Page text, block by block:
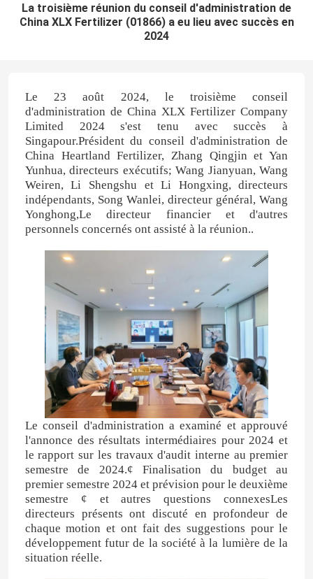
La troisième réunion du conseil d'administration de
China XLX Fertilizer (01866) a eu lieu avec succès en
2024
Le 23 août 2024, le troisième conseil
d'administration de China XLX Fertilizer Company
Limited 2024 s'est tenu avec succès à
Singapour.Président du conseil d'administration de
China Heartland Fertilizer, Zhang Qingjin et Yan
Yunhua, directeurs exécutifs; Wang Jianyuan, Wang
Weiren, Li Shengshu et Li Hongxing, directeurs
indépendants, Song Wanlei, directeur général, Wang
Yonghong,Le directeur financier et d'autres
personnels concernés ont assisté à la réunion..
Le conseil d'administration a examiné et approuvé
l'annonce des résultats intermédiaires pour 2024 et
le rapport sur les travaux d'audit interne au premier
semestre de 2024.¢ Finalisation du budget au
premier semestre 2024 et prévision pour le deuxième
semestre ¢ et autres questions connexesLes
directeurs présents ont discuté en profondeur de
chaque motion et ont fait des suggestions pour le
développement futur de la société à la lumière de la
situation réelle.